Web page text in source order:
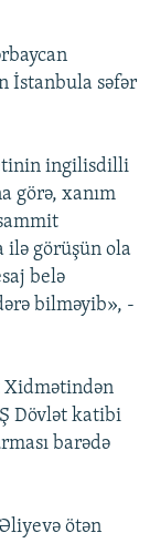
İstanbula səfər
ingilisdilli
görə, xanım
ilə görüşün ola
belə
bilməyib», -
Xidmətindən
Dövlət katibi
barədə
ötən